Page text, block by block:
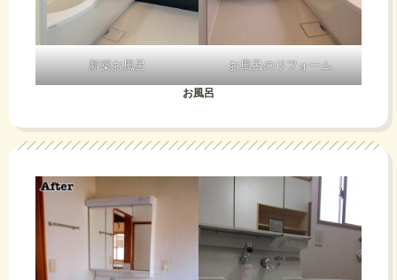
新築お風呂 お風呂のリフォーム
お風呂